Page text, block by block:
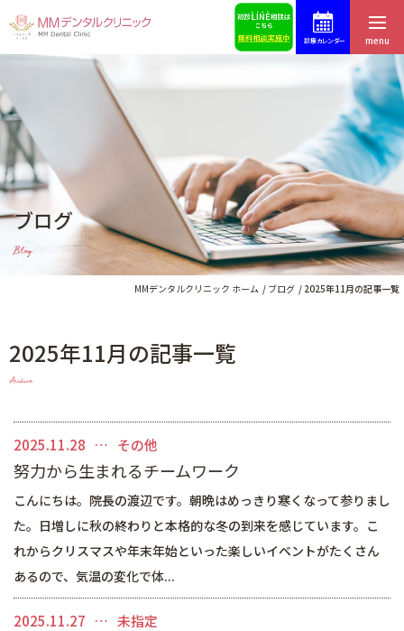
診療カレンダー menu
ブログ
Blog
MMデンタルクリニック ホーム ブログ 2025年11月の記事一覧
2025年11月の記事一覧
Archive
2025.11.28 その他
努力から生まれるチームワーク
こんにちは。院長の渡辺です。朝晩はめっきり寒くなって参りまし
た。日増しに秋の終わりと本格的な冬の到来を感じています。こ
れからクリスマスや年末年始といった楽しいイベントがたくさん
あるので、気温の変化で体...
2025.11.27 未指定
ホーム
はじめての方へ
医院紹介・アクセス
スタッフ紹介
スタッフ募集
予約・お問合せ
ブログ
歯科コラム
インプラントによる治療
矯正歯科
審美的治療
予防・メインテナンス
一般診療